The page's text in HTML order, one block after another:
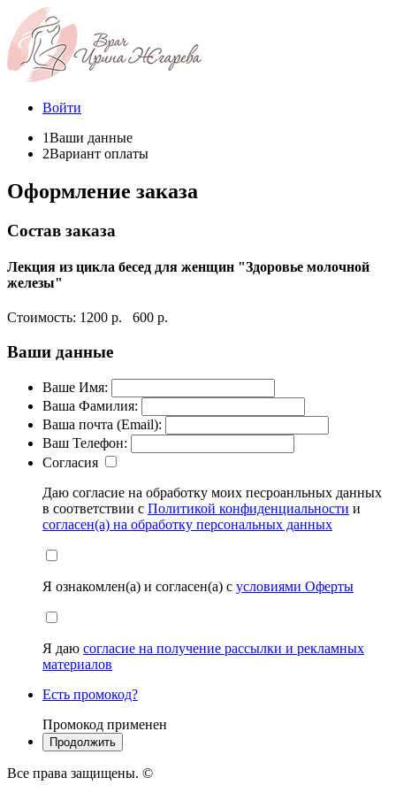
Войти
1Ваши данные
2Вариант оплаты
Оформление заказа
Состав заказа
Лекция из цикла бесед для женщин "Здоровье молочной
железы"
Стоимость: 1200 р. 600 р.
Ваши данные
Ваше Имя:
Ваша Фамилия:
Ваша почта (Email):
Ваш Телефон:
Согласия
Даю согласие на обработку моих песроанльных данных
в соответствии с Политикой конфиденциальности и
согласен(а) на обработку персональных данных
Я ознакомлен(а) и согласен(а) с условиями Оферты
Я даю согласие на получение рассылки и рекламных
материалов
Есть промокод?
Промокод применен
Все права защищены. ©